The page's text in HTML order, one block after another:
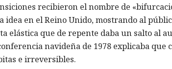
recibieron el nombre de
idea en el Reino Unido, mostrando al
elástica que de repente daba un salto al
navideña de 1978 explicaba
e irreversibles.